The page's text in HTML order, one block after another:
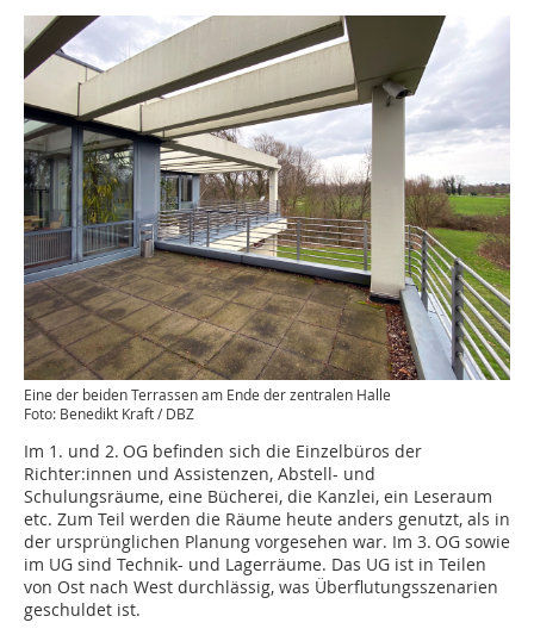
Eine der beiden Terrassen am Ende der zentralen Halle
Foto: Benedikt Kraft / DBZ
Im 1. und 2. OG befinden sich die Einzelbüros der
Richter:innen und Assistenzen, Abstell- und
Schulungsräume, eine Bücherei, die Kanzlei, ein Leseraum
etc. Zum Teil werden die Räume heute anders genutzt, als in
der ursprünglichen Planung vorgesehen war. Im 3. OG sowie
im UG sind Technik- und Lagerräume. Das UG ist in Teilen
von Ost nach West durchlässig, was Überflutungsszenarien
geschuldet ist.